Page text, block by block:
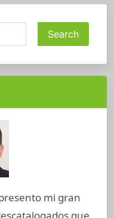
mi gran
que